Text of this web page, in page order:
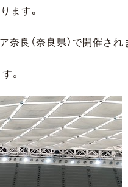
ます。
奈良（奈良県）で開催され
。